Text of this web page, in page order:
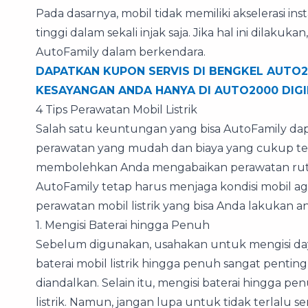
Pada dasarnya, mobil tidak memiliki akselerasi
tinggi dalam sekali injak saja. Jika hal ini
AutoFamily dalam berkendara.
DAPATKAN KUPON SERVIS DI BENGKEL
KESAYANGAN ANDA HANYA DI AUTO2000
4 Tips Perawatan Mobil Listrik
Salah satu keuntungan yang bisa AutoFamily
perawatan yang mudah dan biaya yang cukup
membolehkan Anda mengabaikan perawatan
AutoFamily tetap harus menjaga kondisi mobil
perawatan mobil listrik yang bisa Anda lakukan
1. Mengisi Baterai hingga Penuh
Sebelum digunakan, usahakan untuk mengisi
baterai mobil listrik hingga penuh sangat
diandalkan. Selain itu, mengisi baterai hingga
listrik. Namun, jangan lupa untuk tidak terlalu